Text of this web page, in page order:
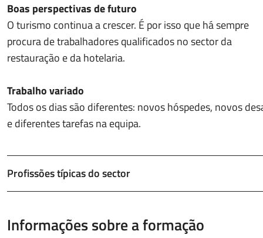
Boas perspectivas de futuro
O turismo continua a crescer. É por isso que há sempre
procura de trabalhadores qualificados no sector da
restauração e da hotelaria.
Trabalho variado
Todos os dias são diferentes: novos hóspedes, novos
e diferentes tarefas na equipa.
Profissões típicas do sector
Informações sobre a formação